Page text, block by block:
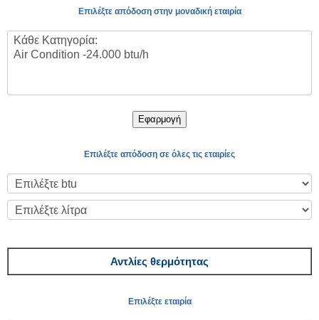
Επιλέξτε απόδοση στην μοναδική εταιρία
Εφαρμογή
Επιλέξτε απόδοση σε όλες τις εταιρίες
Αντλίες θερμότητας
Επιλέξτε εταιρία